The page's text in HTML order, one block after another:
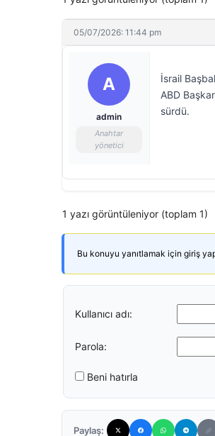
05/07/2026: 11:44 pm
A
admin
Anahtar
yönetici
İsrail
ABD
sürdü.
1 yazı görüntüleniyor (toplam 1)
Bu konuyu yanıtlamak için giriş
Kullanıcı adı:
Parola:
Beni hatırla
Paylaş: